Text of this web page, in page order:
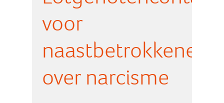
voor
naastbetrokkenen
over narcisme
Inloggen